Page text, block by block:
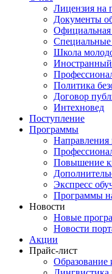
Лицензия на
Документы
Школа
Иностранный
Политика
Договор
Интехновед
Поступление
Программы
Направления
Повышение
Экспресс
Программы
Новости
Новые
Новости
Акции
Прайс-лист
Образование